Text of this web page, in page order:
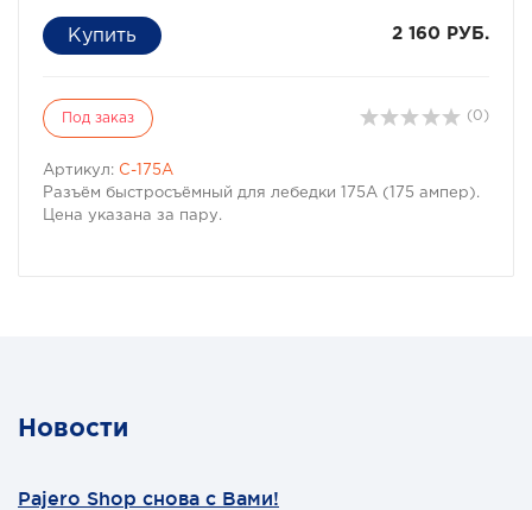
2 160 РУБ.
Под заказ (0)
Артикул: C-175A
Разъём быстросъёмный для лебедки 175A (175 ампер).
Цена указана за пару.
Новости
Pajero Shop снова с Вами!